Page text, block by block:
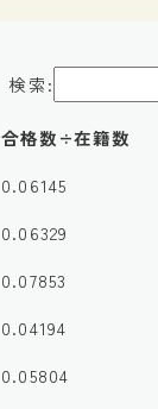
検索:
合格数÷在籍数
0.06145
0.06329
0.07853
0.04194
0.05804